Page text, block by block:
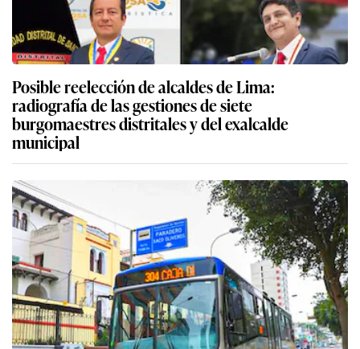
Posible reelección de alcaldes de Lima:
radiografía de las gestiones de siete
burgomaestres distritales y del exalcalde
municipal